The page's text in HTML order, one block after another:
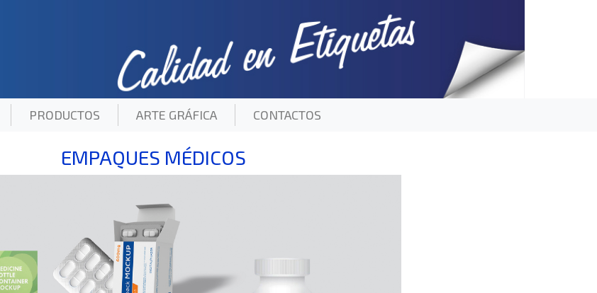
(current)PRODUCTOS ARTE GRÁFICA CONTACTOS
EMPAQUES MÉDICOS